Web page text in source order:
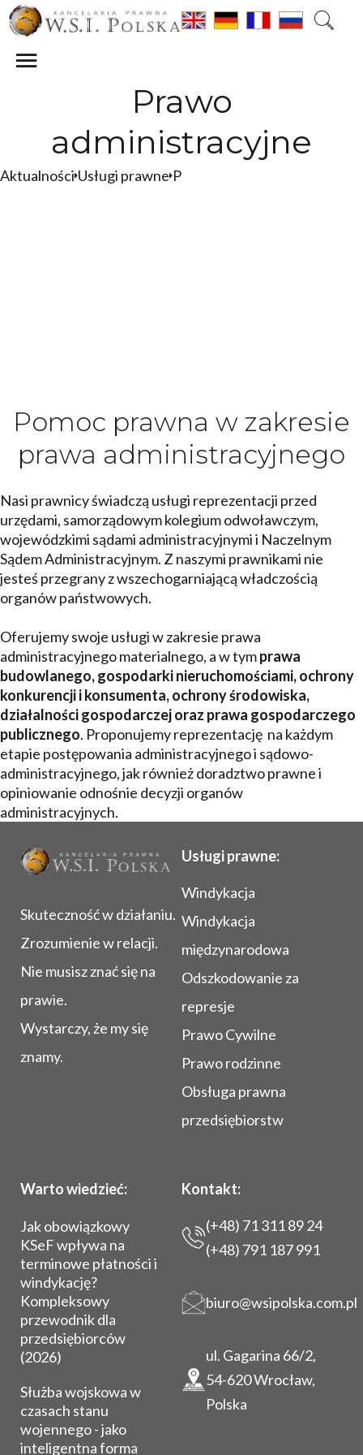
Prawo
administracyjne
Aktualności Usługi prawne Prawo administracyjne
Pomoc prawna w zakresie
prawa administracyjnego
Nasi prawnicy świadczą usługi reprezentacji przed
urzędami, samorządowym kolegium odwoławczym,
wojewódzkimi sądami administracyjnymi i Naczelnym
Sądem Administracyjnym. Z naszymi prawnikami nie
jesteś przegrany z wszechogarniającą władczością
organów państwowych.
Oferujemy swoje usługi w zakresie prawa
administracyjnego materialnego, a w tymprawa
budowlanego, gospodarki nieruchomościami, ochrony
konkurencji i konsumenta, ochrony środowiska,
działalności gospodarczej oraz prawa gospodarczego
publicznego. Proponujemy reprezentację na każdym
etapie postępowania administracyjnego i sądowo-
administracyjnego, jak również doradztwo prawne i
opiniowanie odnośnie decyzji organów
administracyjnych.
Skuteczność w działaniu.
Zrozumienie w relacji.
Nie musisz znać się na
prawie.
Wystarczy, że my się
znamy.
Usługi prawne:
Windykacja
Windykacja
międzynarodowa
Odszkodowanie za
represje
Prawo Cywilne
Prawo rodzinne
Obsługa prawna
przedsiębiorstw
Warto wiedzieć:
Jak obowiązkowy
KSeF wpływa na
terminowe płatności i
windykację?
Kompleksowy
przewodnik dla
przedsiębiorców
(2026)
Służba wojskowa w
czasach stanu
wojennego - jako
inteligentna forma
Kontakt:
(+48) 71 311 89 24
(+48) 791 187 991
biuro@wsipolska.com.pl
ul. Gagarina 66/2,
54-620 Wrocław,
Polska